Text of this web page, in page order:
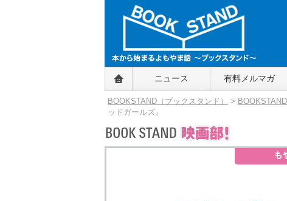
BOOKSTAND（ブックスタンド）
～本から始まるよもやま話～
BOOKSTAND（ブ
ックスタンド）
ニュース 有料メルマガ
BOOKSTAND（ブックスタンド） >
ッドガールズ』